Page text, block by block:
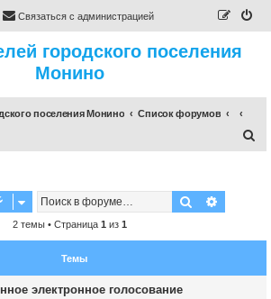
Связаться с администрацией
городского поселения
Монино
поселения Монино
Список форумов
Поиск
2 темы • Страница 1 из 1
Темы
электронное голосование